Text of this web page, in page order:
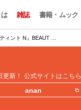
雑誌 書籍・ムック
ィント N』BEAUT …
更新！ 公式サイトはこちら
anan